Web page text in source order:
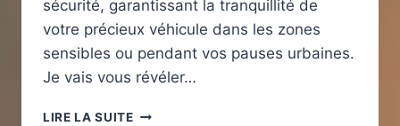
sécurité, garantissant la tranquillité de
votre précieux véhicule dans les zones
sensibles ou pendant vos pauses urbaines.
Je vais vous révéler…
LIRE LA SUITEOPTIMISER